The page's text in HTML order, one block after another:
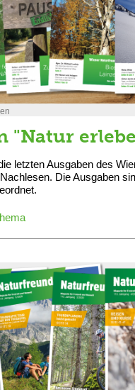
"Natur
letzten Ausgaben des
Die Ausgaben